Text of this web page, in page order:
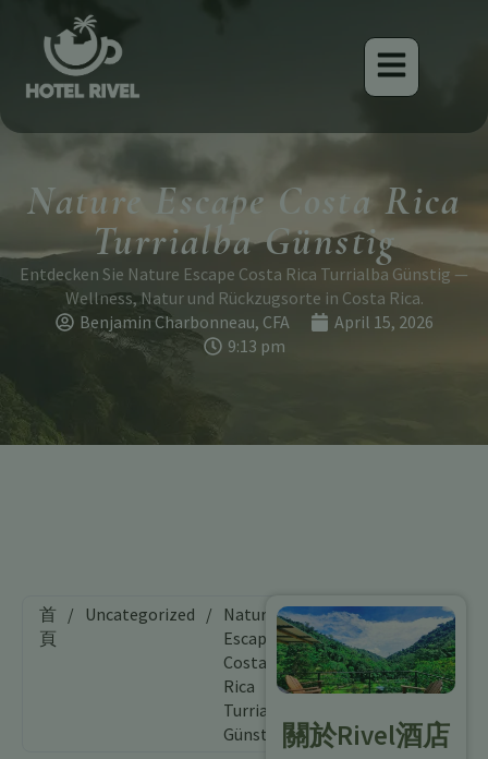
Nature Escape Costa Rica
Turrialba Günstig
Entdecken Sie Nature Escape Costa Rica Turrialba Günstig —
Wellness, Natur und Rückzugsorte in Costa Rica.
Benjamin Charbonneau, CFA
April 15, 2026
9:13 pm
首
頁
/ Uncategorized / Nature
Escape
Costa
Rica
Turrialba
Günstig 關於Rivel酒店